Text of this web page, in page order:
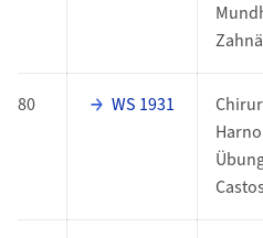
80 WS 1931